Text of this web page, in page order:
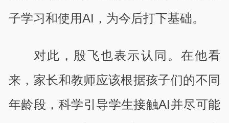
子学习和使用AI，为今后打下基础。
对此，殷飞也表示认同。在他看
来，家长和教师应该根据孩子们的不同
年龄段，科学引导学生接触AI并尽可能